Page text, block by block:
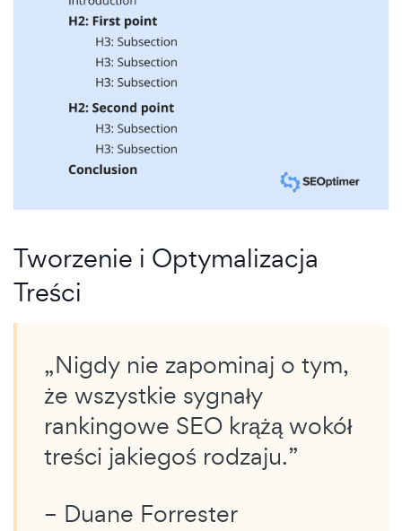
Tworzenie i Optymalizacja
Treści
„Nigdy nie zapominaj o tym,
że wszystkie sygnały
rankingowe SEO krążą wokół
treści jakiegoś rodzaju.”
– Duane Forrester